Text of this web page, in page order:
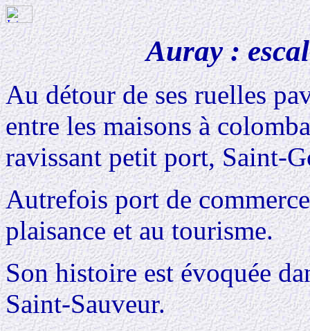
Auray :
Au détour de ses ruelles
entre les maisons à
ravissant petit port, Saint-
Autrefois port de
plaisance et au tourisme.
Son histoire est évoquée
Saint-Sauveur.